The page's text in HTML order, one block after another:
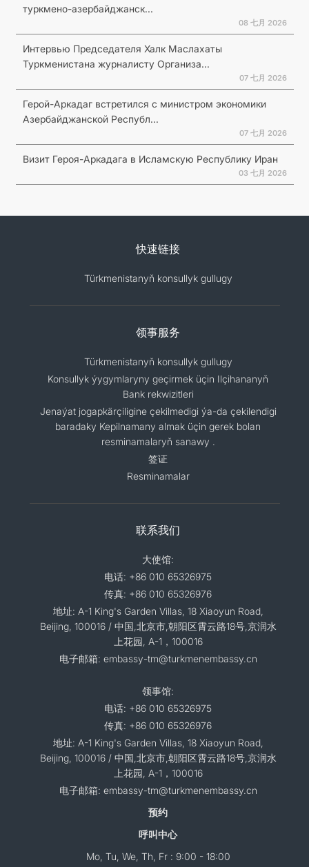
туркмено-азербайджанск...
08 七月 2026
Интервью Председателя Халк Маслахаты
Туркменистана журналисту Организа...
07 七月 2026
Герой-Аркадаг встретился с министром экономики
Азербайджанской Республ...
07 七月 2026
Визит Героя-Аркадага в Исламскую Республику Иран
03 七月 2026
快速链接
Türkmenistanyň konsullyk gullugy
领事服务
Türkmenistanyň konsullyk gullugy
Konsullyk ýygymlaryny geçirmek üçin Ilçihananyň
Bank rekwizitleri
Jenaýat jogapkärçiligine çekilmedigi ýa-da çekilendigi
baradaky Kepilnamany almak üçin gerek bolan
resminamalaryň sanawy .
签证
Resminamalar
联系我们
大使馆:
电话: +86 010 65326975
传真: +86 010 65326976
地址: A-1 King's Garden Villas, 18 Xiaoyun Road,
Beijing, 100016 / 中国,北京市,朝阳区霄云路18号,京润水
上花园, A-1，100016
电子邮箱: embassy-tm@turkmenembassy.cn
领事馆:
电话: +86 010 65326975
传真: +86 010 65326976
地址: A-1 King's Garden Villas, 18 Xiaoyun Road,
Beijing, 100016 / 中国,北京市,朝阳区霄云路18号,京润水
上花园, A-1，100016
电子邮箱: embassy-tm@turkmenembassy.cn
预约
呼叫中心
Mo, Tu, We, Th, Fr : 9:00 - 18:00